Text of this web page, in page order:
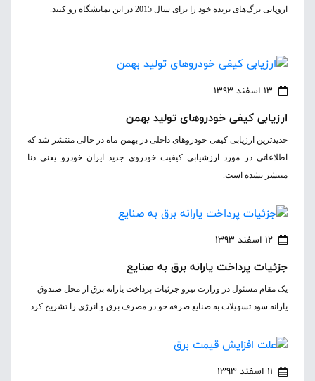
اروپایی برگ‌های برنده خود را برای سال 2015 در این نمایشگاه رو کنند.
13 اسفند 1393
ارزیابی کیفی خودروهای تولید بهمن
جدیدترین ارزیابی کیفی خودروهای داخلی در بهمن ماه در حالی منتشر شد که
اطلاعاتی در مورد ارزشیابی کیفیت خودروی جدید ایران خودرو یعنی دنا
منتشر نشده است.
12 اسفند 1393
جزئیات پرداخت یارانه برق به صنایع
یک مقام مسئول در وزارت نیرو جزئیات پرداخت یارانه برق از محل صندوق
یارانه سود تسهیلات به صنایع صرفه جو در مصرف برق و انرژی را تشریح کرد.
11 اسفند 1393